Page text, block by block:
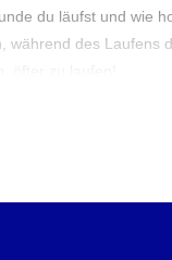
du läufst und wie
während des Laufens
gut für
Training